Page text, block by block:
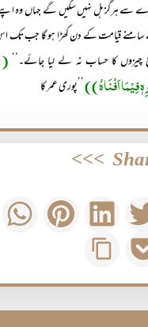
سے ہرگز ہل نہیں سکیں گے جہاں وہ
قیامت کے دن کھڑا ہو گا جب
چیزوں کا حساب نہ لے لیا جائے۔‘‘
فِیْمَا اَفْنَاہُ)) ’’پوری عمر کا
>>>